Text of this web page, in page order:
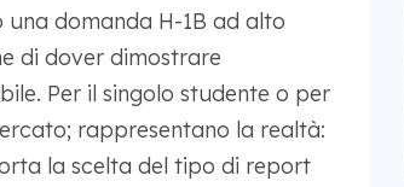
domanda H-1B ad alto
di dover dimostrare
Per il singolo studente o per
rappresentano la realtà:
la scelta del tipo di report